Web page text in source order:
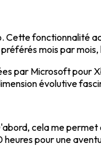
fonctionnalité
mois par
par Microsoft pour
évolutive
cela me
pour une